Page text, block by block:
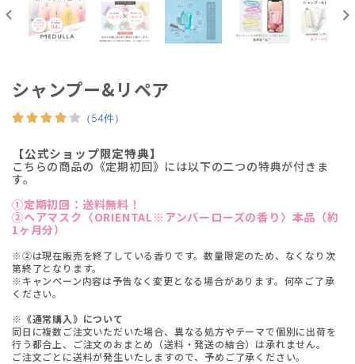
シャンプー&リペア
【公式ショップ限定特典】
こちらの商品の《定期初回》には以下の二つの特典が付きま
す。
①定期初回：送料無料！
②ヘアマスク〈ORIENTAL※アンバーローズの香り〉本品（約
1ヶ月分）
※②は現在販売を終了している香りです。数量限定のため、なくなり次
第終了となります。
※キャンペーン内容は予告なく変更となる場合があります。何卒ご了承
ください。
※《通常購入》について
同日に複数ご注文いただいた場合、異なる処方やテーマで個別に出荷を
行う都合上、ご注文のおまとめ（送料・発送の結合）は承れません。
ご注文ごとに送料が発生いたしますので、予めご了承ください。